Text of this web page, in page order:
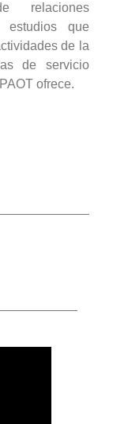
relaciones
estudios que
de la
de servicio
ofrece.